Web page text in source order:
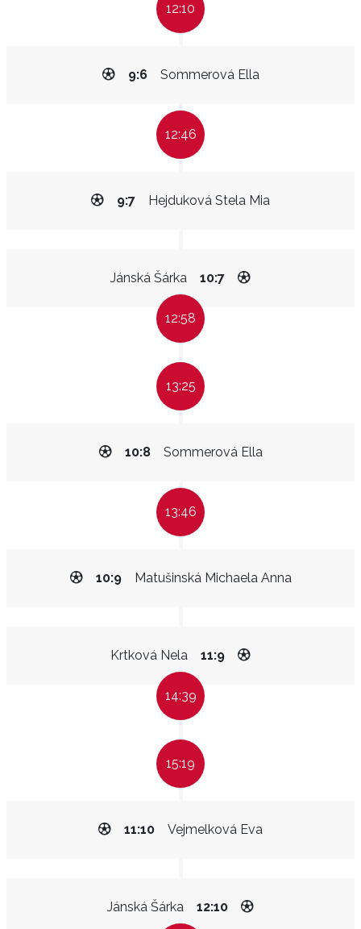
12:10
Sommerová Ella
9:6
12:46
Hejduková Stela Mia
9:7
Jánská Šárka 10:7
12:58
13:25
Sommerová Ella
10:8
13:46
Matušinská Michaela Anna
10:9
Krtková Nela 11:9
14:39
15:19
Vejmelková Eva
11:10
Jánská Šárka 12:10